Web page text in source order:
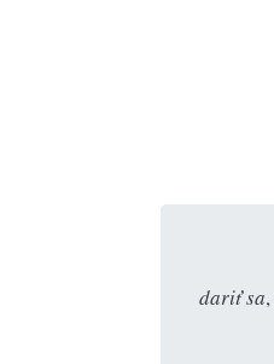
dariť sa,